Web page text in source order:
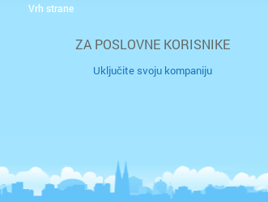
ZA POSLOVNE KORISNIKE
Uključite svoju kompaniju
Vrh strane